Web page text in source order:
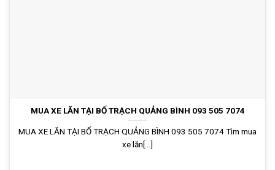
MUA XE LĂN TẠI BỐ TRẠCH QUẢNG BÌNH 093 505 7074
MUA XE LĂN TẠI BỐ TRẠCH QUẢNG BÌNH 093 505 7074 Tìm mua
xe lăn[...]